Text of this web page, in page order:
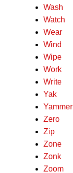
Wash
Watch
Wear
Wind
Wipe
Work
Write
Yak
Yammer
Zero
Zip
Zone
Zonk
Zoom